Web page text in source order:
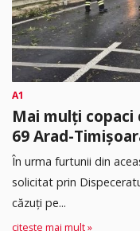
A1
Mai mulți
69 Arad-
În urma furtunii din
solicitat prin
căzuți pe...
citește mai mult »